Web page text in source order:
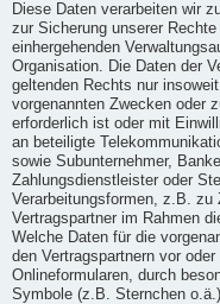
Diese Daten verarbeiten wir
zur Sicherung unserer
einhergehenden
Organisation. Die Daten der
geltenden Rechts nur
vorgenannten Zwecken oder
erforderlich ist oder mit
an beteiligte
sowie Subunternehmer,
Zahlungsdienstleister oder
Verarbeitungsformen, z.B.
Vertragspartner im Rahmen
Welche Daten für die
den Vertragspartnern vor
Onlineformularen, durch
Symbole (z.B. Sternchen